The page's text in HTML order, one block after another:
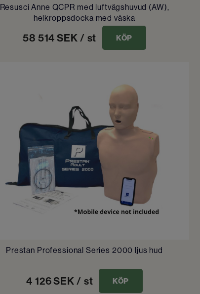
Resusci Anne QCPR med luftvägshuvud (AW),
helkroppsdocka med väska
58 514 SEK / st KÖP
Prestan Professional Series 2000 ljus hud
4 126SEK / st KÖP